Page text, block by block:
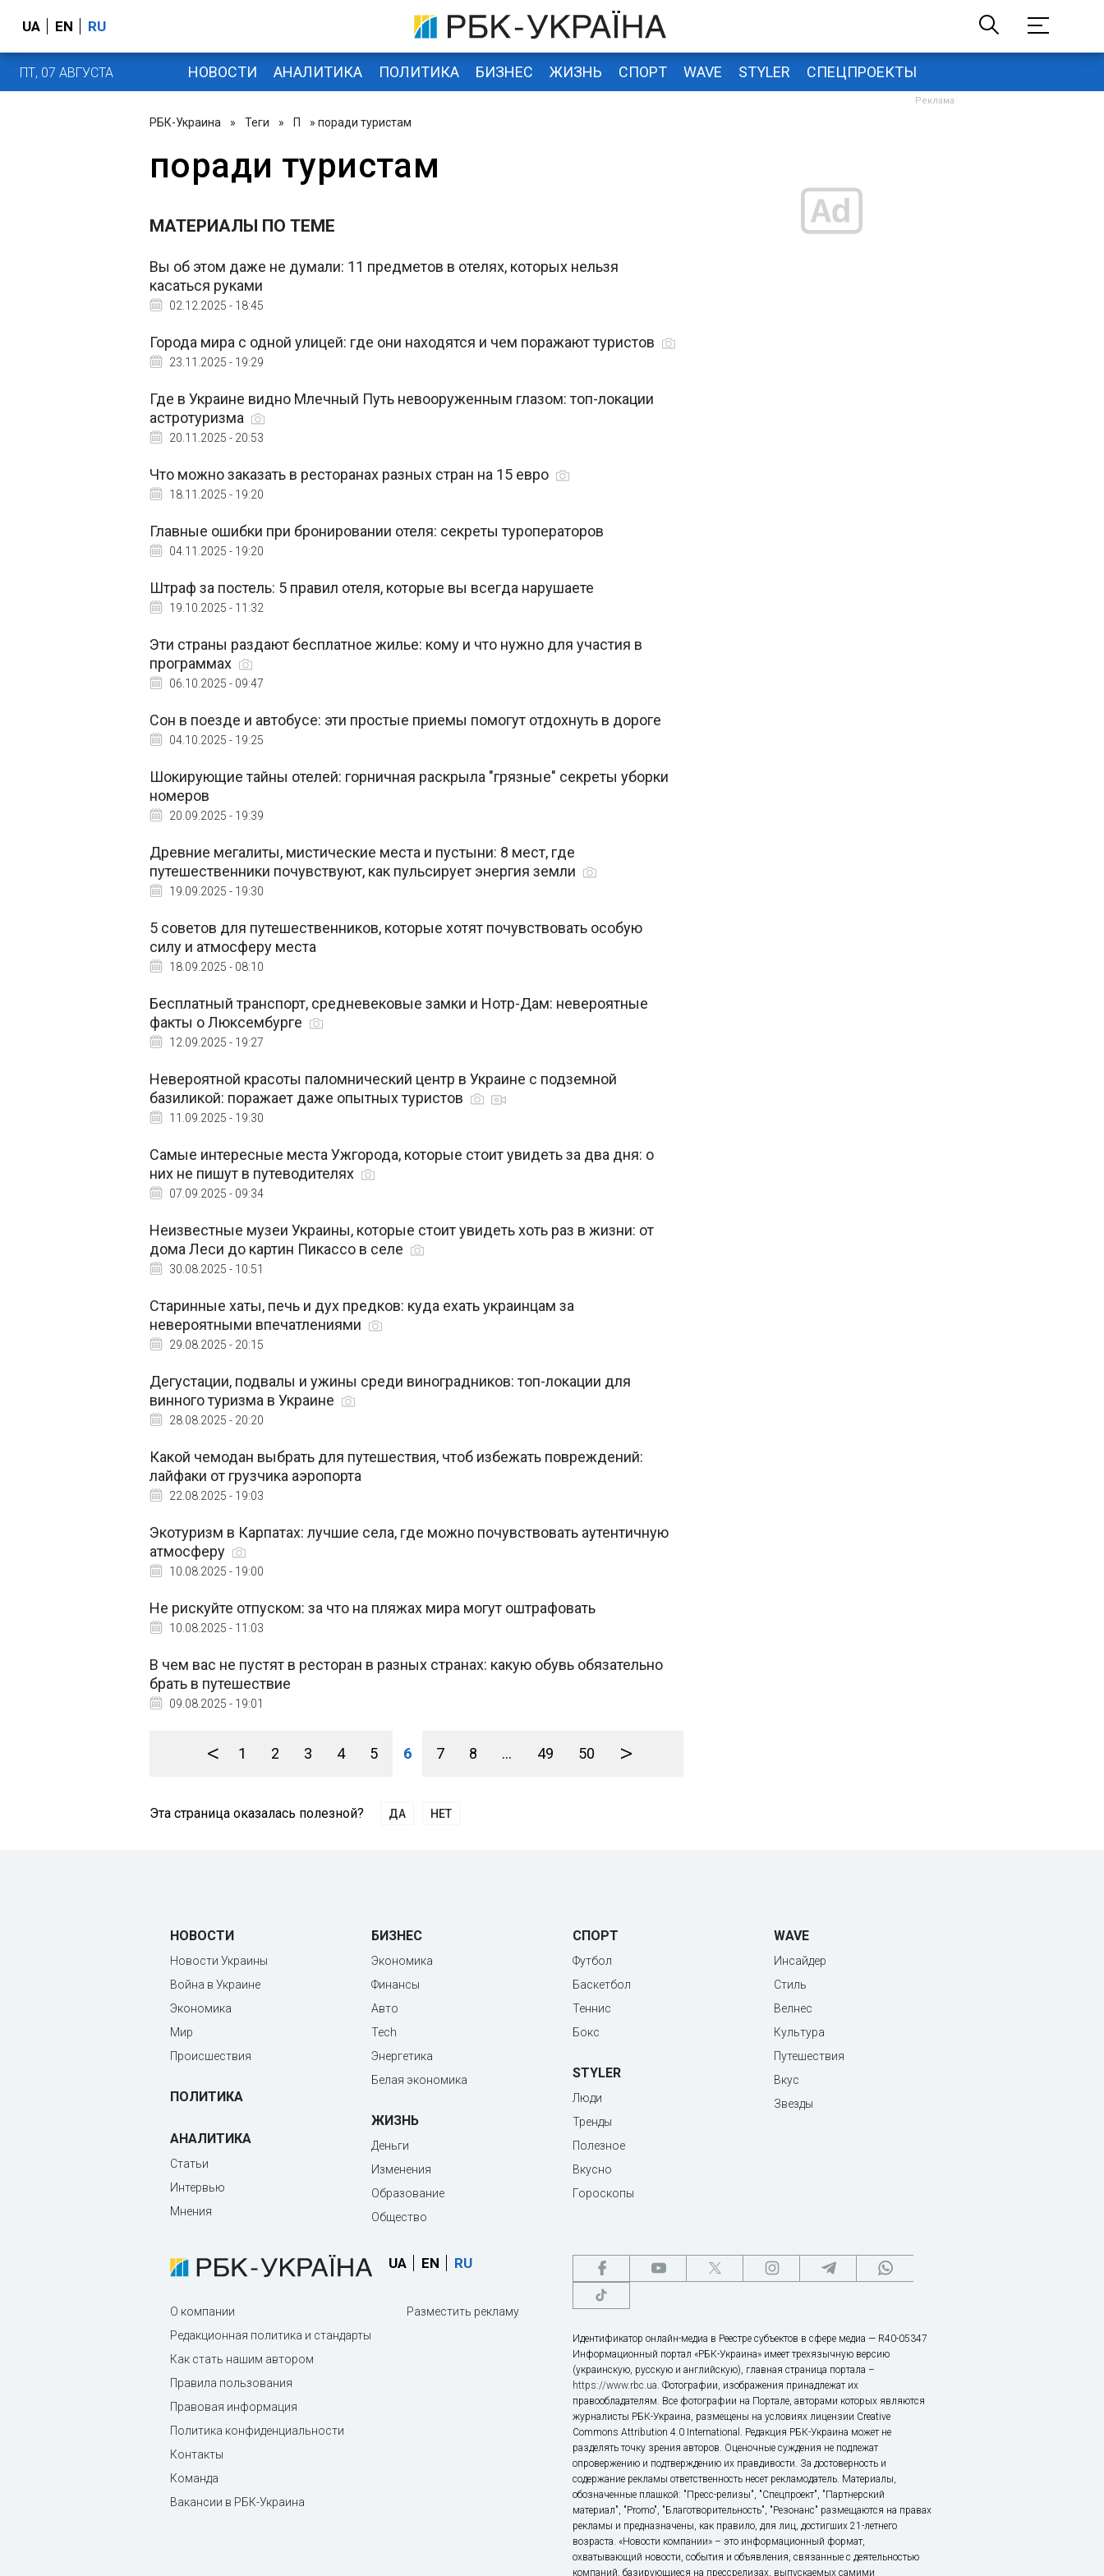
UA EN RU
ПТ, 07 АВГУСТА НОВОСТИ АНАЛИТИКА ПОЛИТИКА БИЗНЕС ЖИЗНЬ СПОРТ WAVE STYLER СПЕЦПРОЕКТЫ
РБК-Украина » Теги » П » поради туристам
поради туристам
МАТЕРИАЛЫ ПО ТЕМЕ
Вы об этом даже не думали: 11 предметов в отелях, которых нельзя
касаться руками
02.12.2025 - 18:45
Города мира с одной улицей: где они находятся и чем поражают туристов
23.11.2025 - 19:29
Где в Украине видно Млечный Путь невооруженным глазом: топ-локации
астротуризма
20.11.2025 - 20:53
Что можно заказать в ресторанах разных стран на 15 евро
18.11.2025 - 19:20
Главные ошибки при бронировании отеля: секреты туроператоров
04.11.2025 - 19:20
Штраф за постель: 5 правил отеля, которые вы всегда нарушаете
19.10.2025 - 11:32
Эти страны раздают бесплатное жилье: кому и что нужно для участия в
программах
06.10.2025 - 09:47
Сон в поезде и автобусе: эти простые приемы помогут отдохнуть в дороге
04.10.2025 - 19:25
Шокирующие тайны отелей: горничная раскрыла "грязные" секреты уборки
номеров
20.09.2025 - 19:39
Древние мегалиты, мистические места и пустыни: 8 мест, где
путешественники почувствуют, как пульсирует энергия земли
19.09.2025 - 19:30
5 советов для путешественников, которые хотят почувствовать особую
силу и атмосферу места
18.09.2025 - 08:10
Бесплатный транспорт, средневековые замки и Нотр-Дам: невероятные
факты о Люксембурге
12.09.2025 - 19:27
Невероятной красоты паломнический центр в Украине с подземной
базиликой: поражает даже опытных туристов
11.09.2025 - 19:30
Самые интересные места Ужгорода, которые стоит увидеть за два дня: о
них не пишут в путеводителях
07.09.2025 - 09:34
Неизвестные музеи Украины, которые стоит увидеть хоть раз в жизни: от
дома Леси до картин Пикассо в селе
30.08.2025 - 10:51
Старинные хаты, печь и дух предков: куда ехать украинцам за
невероятными впечатлениями
29.08.2025 - 20:15
Дегустации, подвалы и ужины среди виноградников: топ-локации для
винного туризма в Украине
28.08.2025 - 20:20
Какой чемодан выбрать для путешествия, чтоб избежать повреждений:
лайфаки от грузчика аэропорта
22.08.2025 - 19:03
Экотуризм в Карпатах: лучшие села, где можно почувствовать аутентичную
атмосферу
10.08.2025 - 19:00
Не рискуйте отпуском: за что на пляжах мира могут оштрафовать
10.08.2025 - 11:03
В чем вас не пустят в ресторан в разных странах: какую обувь обязательно
брать в путешествие
09.08.2025 - 19:01
< 1 2 3 4 5 6 7 8 ... 49 50 >
Эта страница оказалась полезной? ДА НЕТ
НОВОСТИ
Новости Украины
Война в Украине
Экономика
Мир
Происшествия
ПОЛИТИКА
АНАЛИТИКА
Статьи
Интервью
Мнения
БИЗНЕС
Экономика
Финансы
Авто
Tech
Энергетика
Белая экономика
ЖИЗНЬ
Деньги
Изменения
Образование
Общество
СПОРТ
Футбол
Баскетбол
Теннис
Бокс
STYLER
Люди
Тренды
Полезное
Вкусно
Гороскопы
WAVE
Инсайдер
Стиль
Велнес
Культура
Путешествия
Вкус
Звезды
UA EN RU
О компании
Редакционная политика и стандарты
Как стать нашим автором
Правила пользования
Правовая информация
Политика конфиденциальности
Контакты
Команда
Вакансии в РБК-Украина
Разместить рекламу
Идентификатор онлайн-медиа в Реестре субъектов в сфере медиа — R40-05347
Информационный портал «РБК-Украина» имеет трехязычную версию
(украинскую, русскую и английскую), главная страница портала –
https://www.rbc.ua. Фотографии, изображения принадлежат их
правообладателям. Все фотографии на Портале, авторами которых являются
журналисты РБК-Украина, размещены на условиях лицензии Creative
Commons Attribution 4.0 International. Редакция РБК-Украина может не
разделять точку зрения авторов. Оценочные суждения не подлежат
опровержению и подтверждению их правдивости. За достоверность и
содержание рекламы ответственность несет рекламодатель. Материалы,
обозначенные плашкой: "Пресс-релизы", "Спецпроект", "Партнерский
материал", "Promo", "Благотворительность", "Резонанс" размещаются на правах
рекламы и предназначены, как правило, для лиц, достигших 21-летнего
возраста. «Новости компании» – это информационный формат,
охватывающий новости, события и объявления, связанные с деятельностью
компаний, базирующиеся на прессрелизах, выпускаемых самими